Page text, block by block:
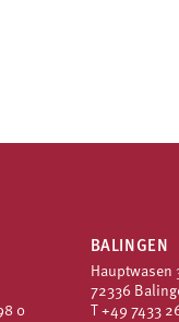
0
BALINGEN
Hauptwasen
72336
T +49 7433